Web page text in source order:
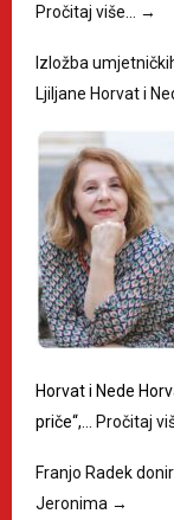
Pročitaj više…
→
Izložba
Ljiljane Horvat i
Horvat i Nede
priče“,…
Pročitaj
Franjo Radek
Jeronima →